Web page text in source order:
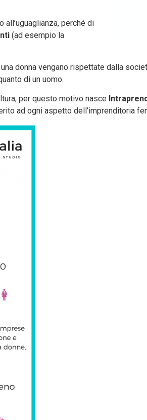
perché di
(ad esempio la
donna vengano rispettate dalla
di un uomo.
per questo motivo nasce
ad ogni aspetto dell’imprenditoria